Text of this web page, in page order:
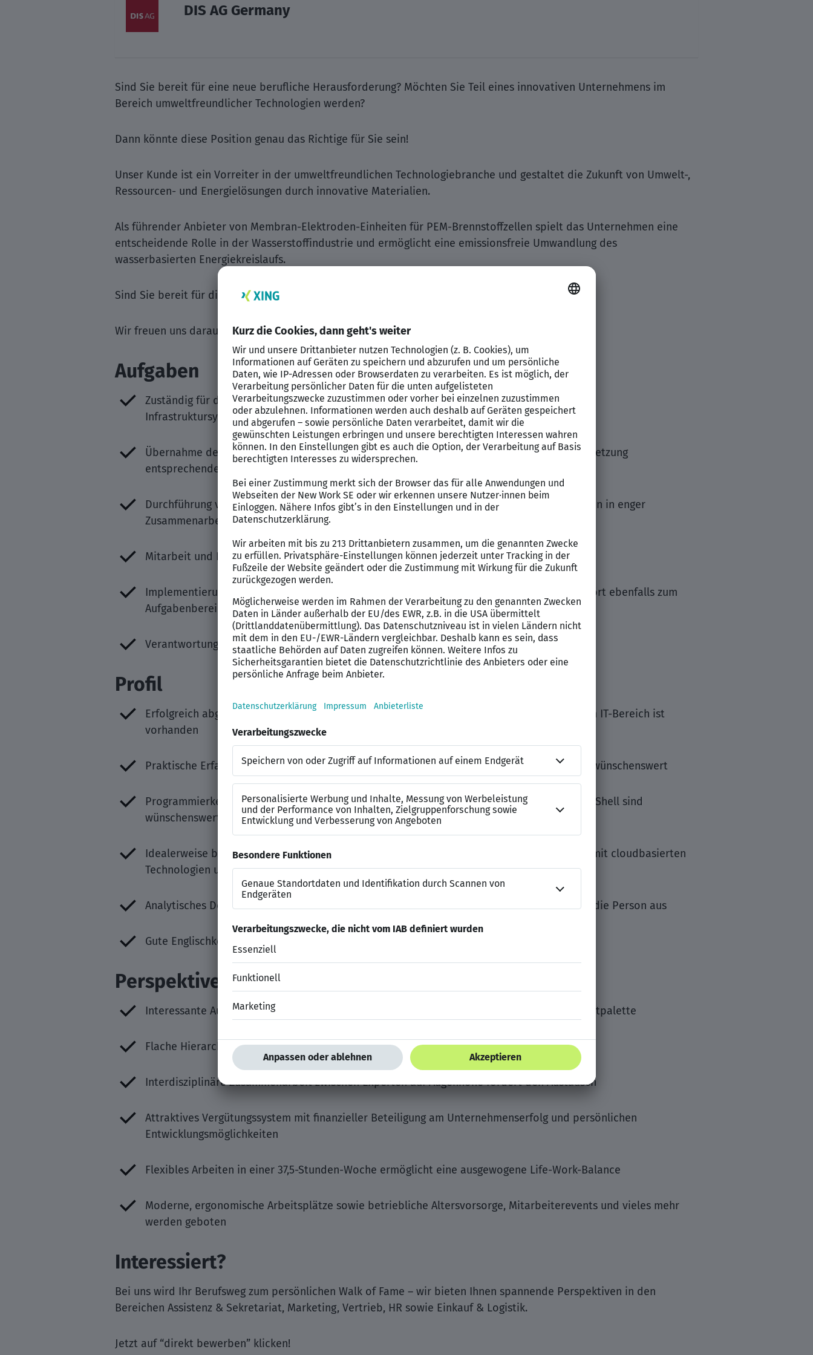
DIS AG Germany
Sind Sie bereit für eine neue berufliche Herausforderung? Möchten Sie Teil eines innovativen Unternehmens im
Bereich umweltfreundlicher Technologien werden?
Dann könnte diese Position genau das Richtige für Sie sein!
Unser Kunde ist ein Vorreiter in der umweltfreundlichen Technologiebranche und gestaltet die Zukunft von Umwelt-,
Ressourcen- und Energielösungen durch innovative Materialien.
Als führender Anbieter von Membran-Elektroden-Einheiten für PEM-Brennstoffzellen spielt das Unternehmen eine
entscheidende Rolle in der Wasserstoffindustrie und ermöglicht eine emissionsfreie Umwandlung des
wasserbasierten Energiekreislaufs.
Sind Sie bereit für dieses spannende Abenteuer?
Wir freuen uns darauf, Ihre Bewerbung zu erhalten und gemeinsam neue Grenzen zu erkunden!
Aufgaben
Zuständig für die standortübergreifende Administration und Weiterentwicklung etablierter
Infrastruktursysteme (Active Directory, Windows- und SQL-Server, Netzwerkkomponenten)
Übernahme der Analyse von Fehlerzuständen oder Performance-Problemen sowie die Umsetzung
entsprechender Lösungen
Durchführung von Geschäftsprozessanalysen und Umsetzung von Automatisierungsprojekten in enger
Zusammenarbeit mit Fachabteilungen und externen Partnern
Mitarbeit und Koordination in zukunftsweisenden Digitalisierungsprojekten
Implementierung der Konzernrichtlinien im IT-Bereich für die Unternehmensstandorte gehört ebenfalls zum
Aufgabenbereich
Verantwortung für komplexe Supportfälle bis hin zum Third-Level-Support
Profil
Erfolgreich abgeschlossenes Studium der Informatik oder eine vergleichbare Ausbildung im IT-Bereich ist
vorhanden
Praktische Erfahrung in der Administration von mittelgroßen oder großen IT-Umgebungen wünschenswert
Programmierkenntnisse in den Bereichen Windows Scripting, .NET-Technologien und PowerShell sind
wünschenswert
Idealerweise besteht Erfahrung im Aufbau und Betrieb einer IT-Security-Architektur sowie mit cloudbasierten
Technologien und Projekten
Analytisches Denkvermögen sowie eine ziel- und kundenorientierte Arbeitsweise zeichnen die Person aus
Gute Englischkenntnisse sind ebenfalls vorhanden
Perspektiven
Interessante Aufgaben mit modernsten Technologien und einer vielversprechenden Produktpalette
Flache Hierarchien bieten großen Gestaltungsspielraum und kurze Entscheidungswege
Interdisziplinäre Zusammenarbeit zwischen Experten auf Augenhöhe fördert den Austausch
Attraktives Vergütungssystem mit finanzieller Beteiligung am Unternehmenserfolg und persönlichen
Entwicklungsmöglichkeiten
Flexibles Arbeiten in einer 37,5-Stunden-Woche ermöglicht eine ausgewogene Life-Work-Balance
Moderne, ergonomische Arbeitsplätze sowie betriebliche Altersvorsorge, Mitarbeiterevents und vieles mehr
werden geboten
Interessiert?
Bei uns wird Ihr Berufsweg zum persönlichen Walk of Fame – wir bieten Ihnen spannende Perspektiven in den
Bereichen Assistenz & Sekretariat, Marketing, Vertrieb, HR sowie Einkauf & Logistik.
Jetzt auf “direkt bewerben” klicken!